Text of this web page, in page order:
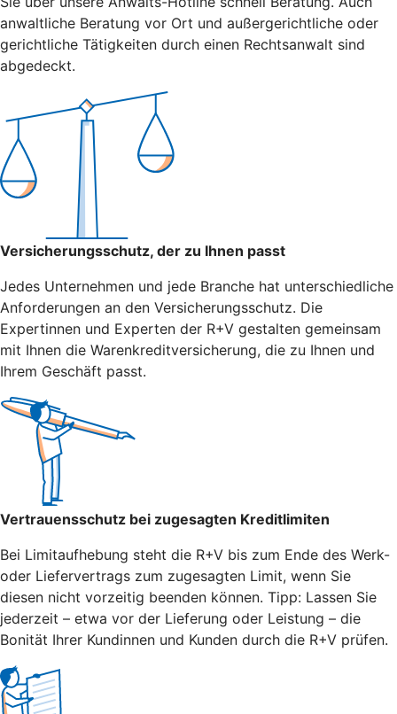
anwaltliche Beratung vor Ort und außergerichtliche oder
gerichtliche Tätigkeiten durch einen Rechtsanwalt sind
abgedeckt.
Versicherungsschutz, der zu Ihnen passt
Jedes Unternehmen und jede Branche hat unterschiedliche
Anforderungen an den Versicherungsschutz. Die
Expertinnen und Experten der R+V gestalten gemeinsam
mit Ihnen die Warenkreditversicherung, die zu Ihnen und
Ihrem Geschäft passt.
Vertrauensschutz bei zugesagten Kreditlimiten
Bei Limitaufhebung steht die R+V bis zum Ende des Werk-
oder Liefervertrags zum zugesagten Limit, wenn Sie
diesen nicht vorzeitig beenden können. Tipp: Lassen Sie
jederzeit – etwa vor der Lieferung oder Leistung – die
Bonität Ihrer Kundinnen und Kunden durch die R+V prüfen.